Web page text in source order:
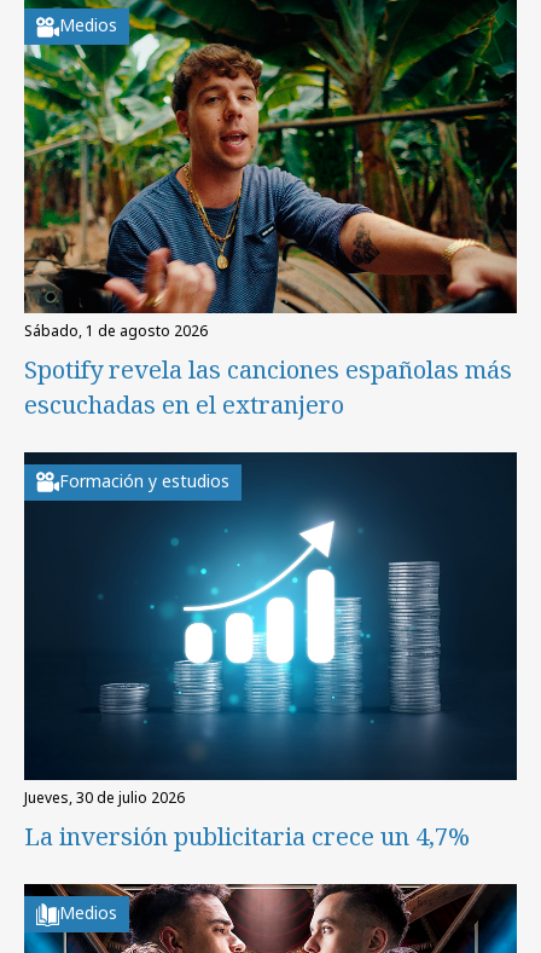
Medios
sábado, 1 de agosto 2026
Spotify revela las canciones españolas más
escuchadas en el extranjero
Formación y estudios
jueves, 30 de julio 2026
La inversión publicitaria crece un 4,7%
Medios